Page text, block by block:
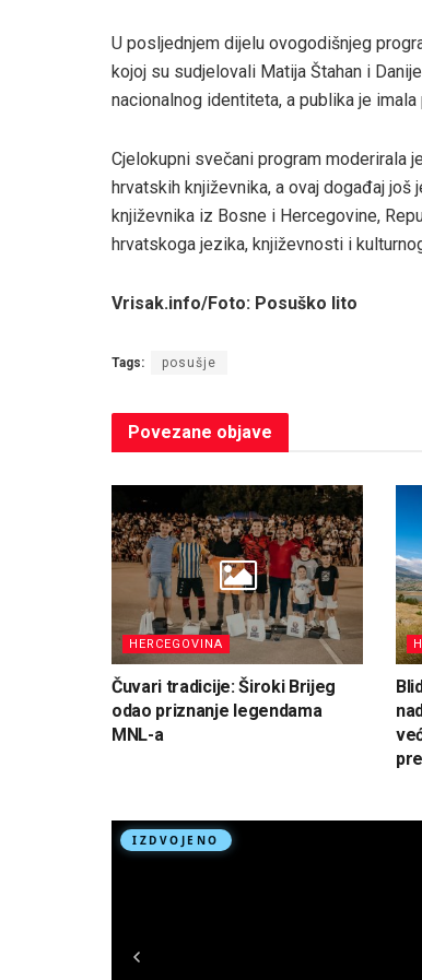
U posljednjem dijelu ovogodišnjeg
kojoj su sudjelovali Matija Štahan i
nacionalnog identiteta, a publika je
Cjelokupni svečani program moderirala
hrvatskih književnika, a ovaj događaj
književnika iz Bosne i Hercegovine,
hrvatskoga jezika, književnosti i
Vrisak.info/Foto: Posuško lito
Tags: posušje
Povezane objave
HERCEGOVINA
Čuvari tradicije: Široki Brijeg
odao priznanje legendama
MNL-a